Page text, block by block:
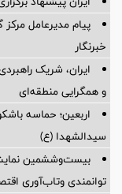
پیام مدیرعامل
خبرنگار
ایران، شریک
و همگرایی منطقه‌ای
اربعین؛ حماسه
سیدالشهدا (ع)
بیست‌وششمین
توانمندی وتاب‌آوری